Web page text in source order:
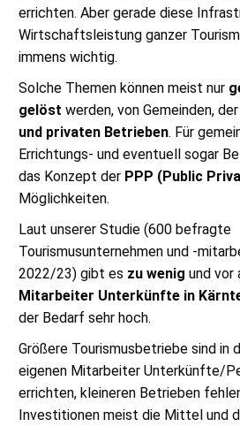
errichten. Aber gerade diese
Wirtschaftsleistung ganzer
immens wichtig.
Solche Themen können meist nur
gelöst werden, von Gemeinden, der
und privaten Betrieben. Für
Errichtungs- und eventuell sogar
das Konzept derPPP (Public
Möglichkeiten.
Laut unserer Studie (600 befragte
Tourismusunternehmen und -
2022/23) gibt es zu wenig und vor
Mitarbeiter Unterkünfte in
der Bedarf sehr hoch.
Größere Tourismusbetriebe sind in
eigenen Mitarbeiter Unterkünfte/
errichten, kleineren Betrieben
Investitionen meist die Mittel und